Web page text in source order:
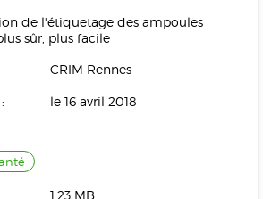
de l'étiquetage des ampoules
sûr, plus facile
CRIM Rennes
le 16 avril 2018
1.23 MB